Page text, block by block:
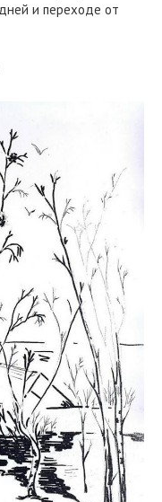
и переходе от